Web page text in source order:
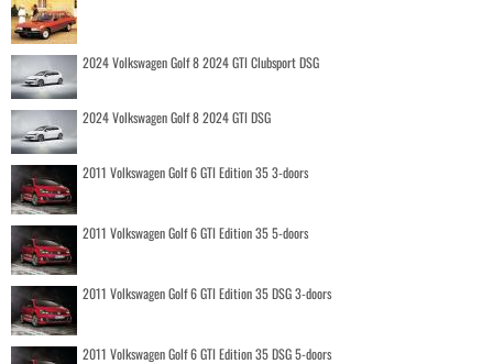
2024 Volkswagen Golf 8 2024 GTI Clubsport DSG
2024 Volkswagen Golf 8 2024 GTI DSG
2011 Volkswagen Golf 6 GTI Edition 35 3-doors
2011 Volkswagen Golf 6 GTI Edition 35 5-doors
2011 Volkswagen Golf 6 GTI Edition 35 DSG 3-doors
2011 Volkswagen Golf 6 GTI Edition 35 DSG 5-doors